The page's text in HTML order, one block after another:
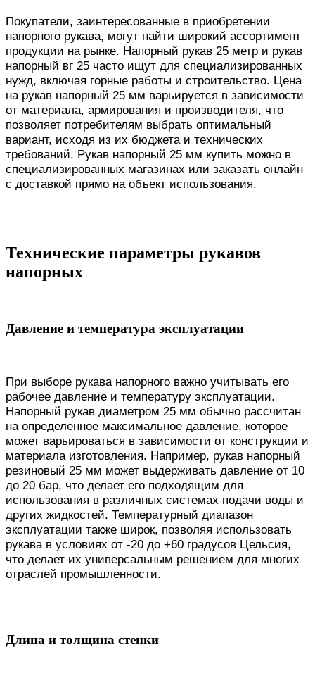
Покупатели, заинтересованные в приобретении
напорного рукава, могут найти широкий ассортимент
продукции на рынке. Напорный рукав 25 метр и рукав
напорный вг 25 часто ищут для специализированных
нужд, включая горные работы и строительство. Цена
на рукав напорный 25 мм варьируется в зависимости
от материала, армирования и производителя, что
позволяет потребителям выбрать оптимальный
вариант, исходя из их бюджета и технических
требований. Рукав напорный 25 мм купить можно в
специализированных магазинах или заказать онлайн
с доставкой прямо на объект использования.
Технические параметры рукавов
напорных
Давление и температура эксплуатации
При выборе рукава напорного важно учитывать его
рабочее давление и температуру эксплуатации.
Напорный рукав диаметром 25 мм обычно рассчитан
на определенное максимальное давление, которое
может варьироваться в зависимости от конструкции и
материала изготовления. Например, рукав напорный
резиновый 25 мм может выдерживать давление от 10
до 20 бар, что делает его подходящим для
использования в различных системах подачи воды и
других жидкостей. Температурный диапазон
эксплуатации также широк, позволяя использовать
рукава в условиях от -20 до +60 градусов Цельсия,
что делает их универсальным решением для многих
отраслей промышленности.
Длина и толщина стенки